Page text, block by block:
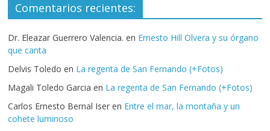
Comentarios recientes:
Dr. Eleazar Guerrero Valencia. en Ernesto Hill Olvera y su órgano
que canta
Delvis Toledo en La regenta de San Fernando (+Fotos)
Magali Toledo Garcia en La regenta de San Fernando (+Fotos)
Carlos Ernesto Bernal Iser en Entre el mar, la montaña y un
cohete luminoso